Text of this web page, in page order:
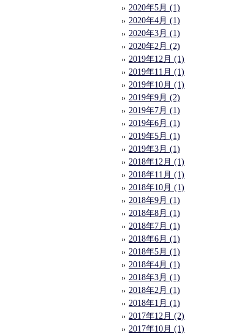
2020年5月 (1)
2020年4月 (1)
2020年3月 (1)
2020年2月 (2)
2019年12月 (1)
2019年11月 (1)
2019年10月 (1)
2019年9月 (2)
2019年7月 (1)
2019年6月 (1)
2019年5月 (1)
2019年3月 (1)
2018年12月 (1)
2018年11月 (1)
2018年10月 (1)
2018年9月 (1)
2018年8月 (1)
2018年7月 (1)
2018年6月 (1)
2018年5月 (1)
2018年4月 (1)
2018年3月 (1)
2018年2月 (1)
2018年1月 (1)
2017年12月 (2)
2017年10月 (1)